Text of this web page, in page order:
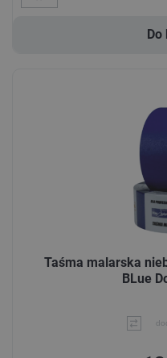
Do
Taśma malarska
BLue